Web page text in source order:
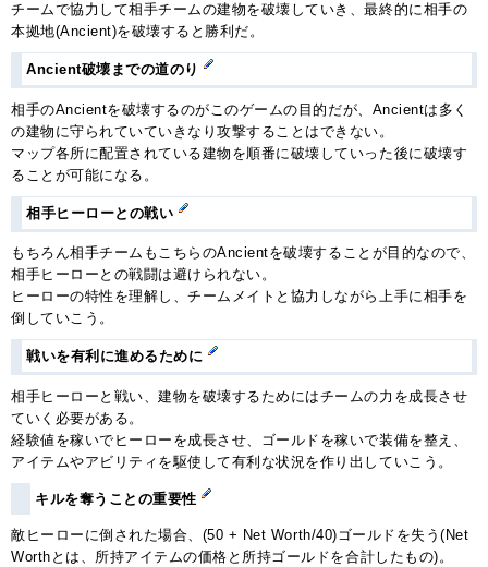
チームで協力して相手チームの建物を破壊していき、最終的に相手の
本拠地(Ancient)を破壊すると勝利だ。
Ancient破壊までの道のり
相手のAncientを破壊するのがこのゲームの目的だが、Ancientは多く
の建物に守られていていきなり攻撃することはできない。
マップ各所に配置されている建物を順番に破壊していった後に破壊す
ることが可能になる。
相手ヒーローとの戦い
もちろん相手チームもこちらのAncientを破壊することが目的なので、
相手ヒーローとの戦闘は避けられない。
ヒーローの特性を理解し、チームメイトと協力しながら上手に相手を
倒していこう。
戦いを有利に進めるために
相手ヒーローと戦い、建物を破壊するためにはチームの力を成長させ
ていく必要がある。
経験値を稼いでヒーローを成長させ、ゴールドを稼いで装備を整え、
アイテムやアビリティを駆使して有利な状況を作り出していこう。
キルを奪うことの重要性
敵ヒーローに倒された場合、(50 + Net Worth/40)ゴールドを失う(Net
Worthとは、所持アイテムの価格と所持ゴールドを合計したもの)。